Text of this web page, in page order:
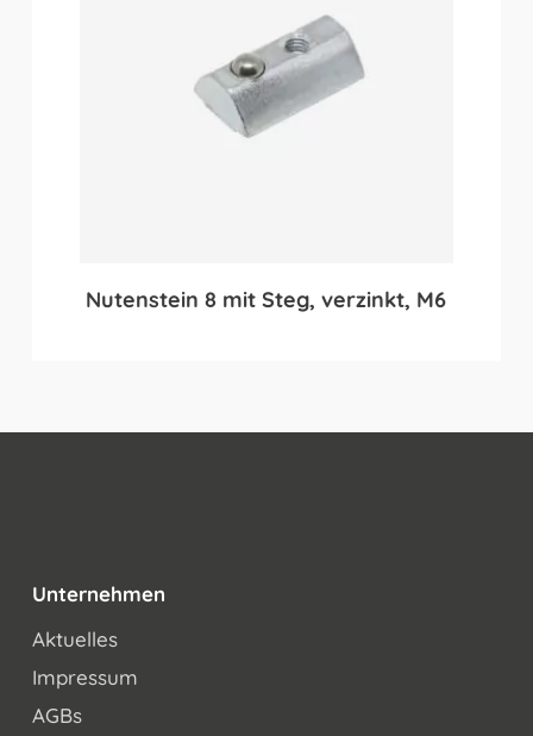
Nutenstein 8 mit Steg, verzinkt, M6
Unternehmen
Aktuelles
Impressum
AGBs